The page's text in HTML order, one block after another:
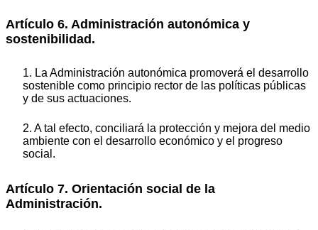
Artículo 6. Administración autonómica y
sostenibilidad.
1. La Administración autonómica promoverá el desarrollo
sostenible como principio rector de las políticas públicas
y de sus actuaciones.
2. A tal efecto, conciliará la protección y mejora del medio
ambiente con el desarrollo económico y el progreso
social.
Artículo 7. Orientación social de la
Administración.